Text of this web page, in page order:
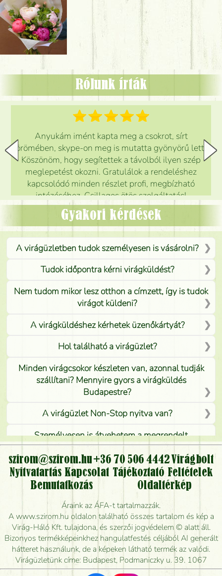
Rólunk írták
Anyukám imént kapta meg a csokrot, sírt
örömében, skype-on meg is mutatta gyönyörű lett.
Köszönöm, hogy segítettek a távolból ilyen szép
meglepetést okozni. Gratulálok a rendeléshez
kapcsolódó minden részlet profi, megbízható
intézéséhez. Csillagos ötös szolgáltatás!
Mónika
Gyakori kérdések
A virágüzletben tudok személyesen is vásárolni?
Tudok időpontra kérni virágküldést?
Nem tudom mikor lesz otthon a címzett, így is tudok
virágot küldeni?
A virágküldéshez kérhetek üzenőkártyát?
Hol található a virágüzlet?
Minden virágcsokor készleten van, azonnal tudják
szállítani? Mennyire gyors a virágküldés
Budapestre?
A virágüzlet Non-Stop nyitva van?
Személyesen is átvehetem a megrendelt
virágcsokrot, vagy csak virágküldéssel, kiszállítással
kérhető?
Vidékre is lehet rendelni?
Meddig rendelhetek virágküldést úgy, hogy még ma
kiszállítsák?
Mennyire gyorsan tudják elkészíteni a csokrot, és
mikor tudják leghamarabb kiszállítani?
Vörös rózsát keresek, van önöknél?
szirom@szirom.hu +36 70 506 4442Virágbolt
Nyitvatartás Kapcsolat Tájékoztató Feltételek
Bemutatkozás
Oldaltérkép
Áraink az ÁFA-t tartalmazzák.
A www.szirom.hu oldalon található összes tartalom és kép a
Virág-Háló Kft. tulajdona, és szerzői jogvédelem © alatt áll.
Bizonyos termékképeinkhez hangulatfestés céljából AI generált
hátteret használunk, de a képeken látható termék az valódi.
Virágüzletünk címe: Budapest, Podmaniczky u. 39. 1067